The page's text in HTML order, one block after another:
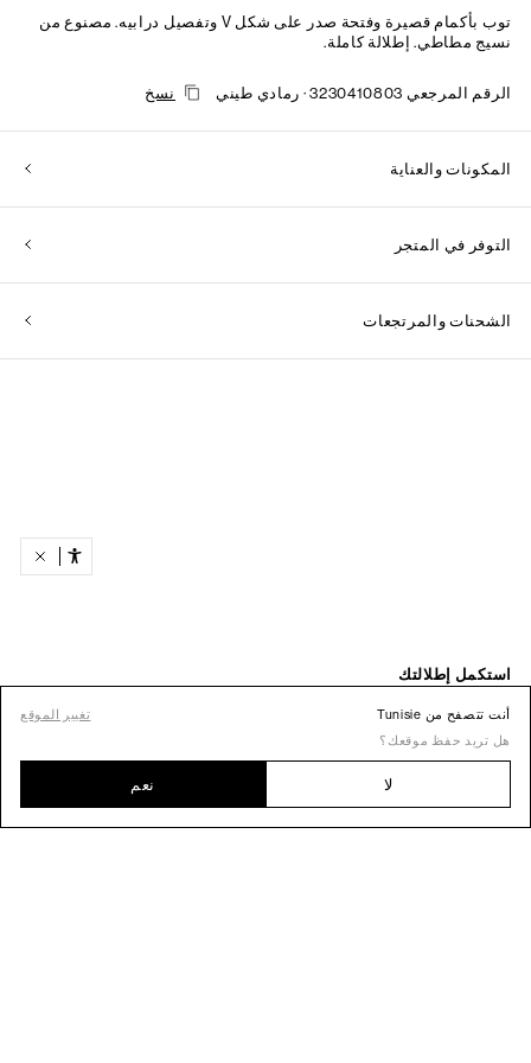
أنت تتصفح من Tunisie
تغيير الموقع
هل تريد حفظ موقعك؟
لا نعم